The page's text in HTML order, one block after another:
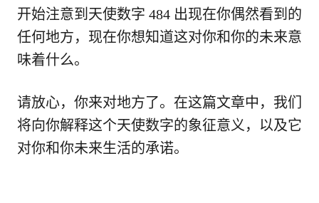
开始注意到天使数字 484 出现在你偶然看到的
任何地方，现在你想知道这对你和你的未来意
味着什么。
请放心，你来对地方了。在这篇文章中，我们
将向你解释这个天使数字的象征意义，以及它
对你和你未来生活的承诺。